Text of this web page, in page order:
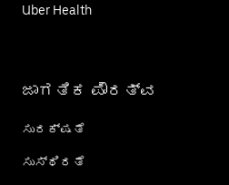
Uber Health
ಜಾಗತಿಕ ಪೌರತ್ವ
ಸುರಕ್ಷತೆ
ಸುಸ್ಥಿರತೆ